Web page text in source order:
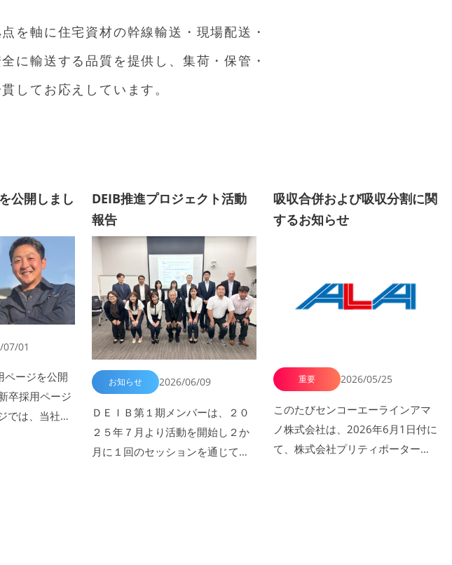
を軸に住宅資材の幹線輸送・現場配送・
に輸送する品質を提供し、集荷・保管・
してお応えしています。
公開しまし
01
ページを公開
卒採用ページ
では、当社の
DEIB推進プロジェクト活動
報告
お知らせ 2026/06/09
ＤＥＩＢ第１期メンバーは、２０
２５年７月より活動を開始し２か
月に１回のセッションを通じて
吸収合併および吸収分割に関
するお知らせ
重要 2026/05/25
このたびセンコーエーラインアマ
ノ株式会社は、2026年6月1日付に
て、株式会社プリティポーターズ